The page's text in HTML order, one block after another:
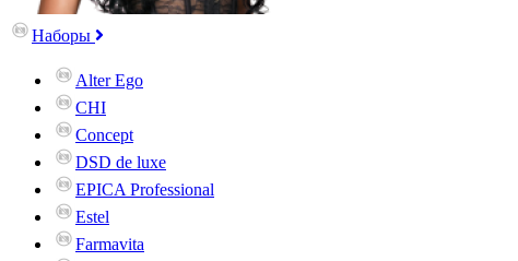
Наборы
Alter Ego
CHI
Concept
DSD de luxe
EPICA Professional
Estel
Farmavita